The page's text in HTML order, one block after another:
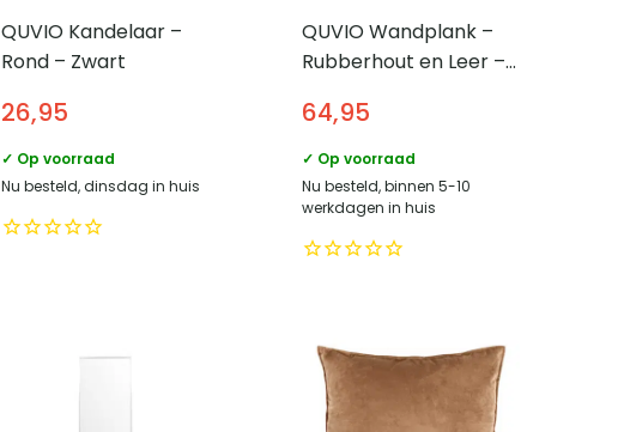
QUVIO Kandelaar –
Rond – Zwart
26,95
✓ Op voorraad
Nu besteld, dinsdag in huis
QUVIO Wandplank –
Rubberhout en Leer –
64,95
✓ Op voorraad
Nu besteld, binnen 5-10
werkdagen in huis